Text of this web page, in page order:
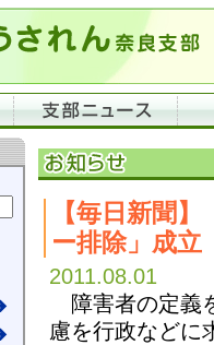
【毎日新聞
ー排除」成立
2011.08.01
障害者の定義
慮を行政などに